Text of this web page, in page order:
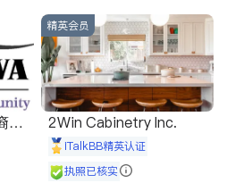
家
精英会员
2Win Cabinetry Inc.
iTalkBB精英认证
执照已核实